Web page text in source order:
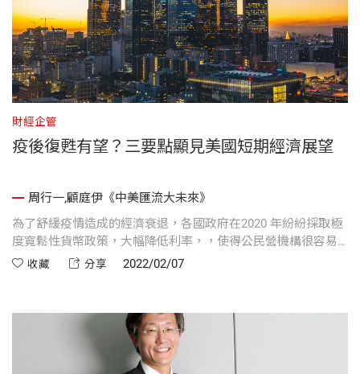
財經企管
疫後復甦有望？三要點顯見美國短期經濟展望
周行一,顧庭伊《中美匯流大未來》
為了舒緩疫情造成的經濟衰退，各國政府在2020 年紛紛採取極
度寬鬆性貨幣政策，大幅降低利率，，使得公民營機構很容易
發債取得資金，造成許多該倒閉的企業苟延殘喘，變成了殭屍
收藏 分享 2022/02/07